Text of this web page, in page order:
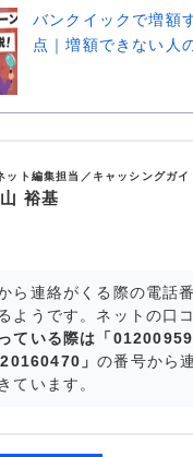
バンクイックで増額
点｜増額できない人
ット編集担当／キャッシングガイ
裕基
ら連絡がくる際の電話
ようです。ネットの口
ている際は「
」の番号から
ています。